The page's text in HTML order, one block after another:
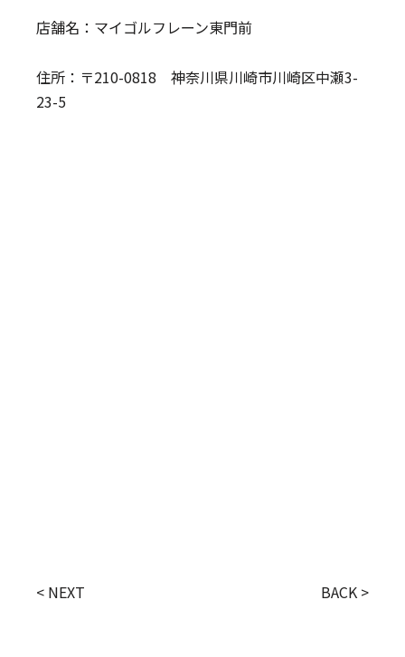
店舗名：マイゴルフレーン東門前
住所：〒210-0818 神奈川県川崎市川崎区中瀬3-
23-5
< NEXT BACK >